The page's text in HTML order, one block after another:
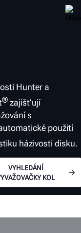
Hunter a
® zajišťují
s
použití
házivosti disku.
VYHLEDÁNÍ
KOL